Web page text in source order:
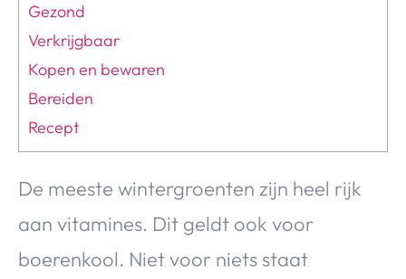
Gezond
Verkrijgbaar
Kopen en bewaren
Bereiden
Recept
De meeste wintergroenten zijn heel rijk
aan vitamines. Dit geldt ook voor
boerenkool. Niet voor niets staat